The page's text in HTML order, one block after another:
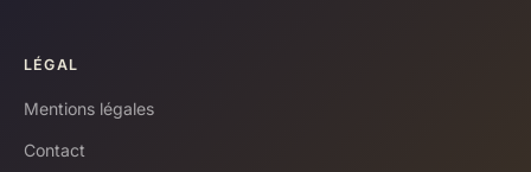
LÉGAL
Mentions légales
Contact